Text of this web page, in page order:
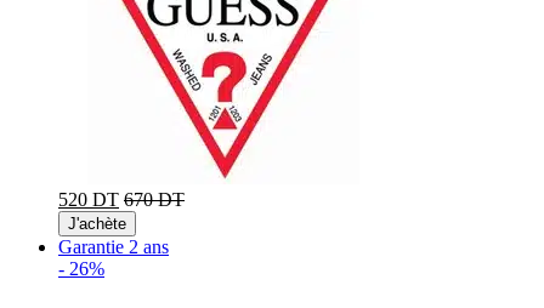
520 DT 670 DT
J'achète
Garantie 2 ans
- 26%